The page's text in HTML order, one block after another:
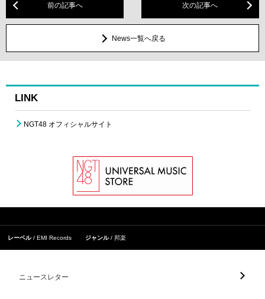
前の記事へ 次の記事へ
News一覧へ戻る
LINK
NGT48 オフィシャルサイト
レーベル EMI Records ジャンル 邦楽
ニュースレター